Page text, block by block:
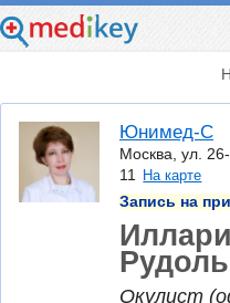
Юнимед-С
Москва, ул.
11
На карте
Запись на
Окулист